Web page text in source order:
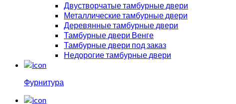
Двустворчатые тамбурные двери
Металлические тамбурные двери
Деревянные тамбурные двери
Тамбурные двери Венге
Тамбурные двери под заказ
Недорогие тамбурные двери
Фурнитура